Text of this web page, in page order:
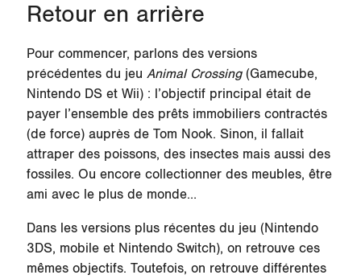
Retour en arrière
Pour commencer, parlons des versions
précédentes du jeu Animal Crossing(Gamecube,
Nintendo DS et Wii) : l’objectif principal était de
payer l’ensemble des prêts immobiliers contractés
(de force) auprès de Tom Nook. Sinon, il fallait
attraper des poissons, des insectes mais aussi des
fossiles. Ou encore collectionner des meubles, être
ami avec le plus de monde…
Dans les versions plus récentes du jeu (Nintendo
3DS, mobile et Nintendo Switch), on retrouve ces
mêmes objectifs. Toutefois, on retrouve différentes